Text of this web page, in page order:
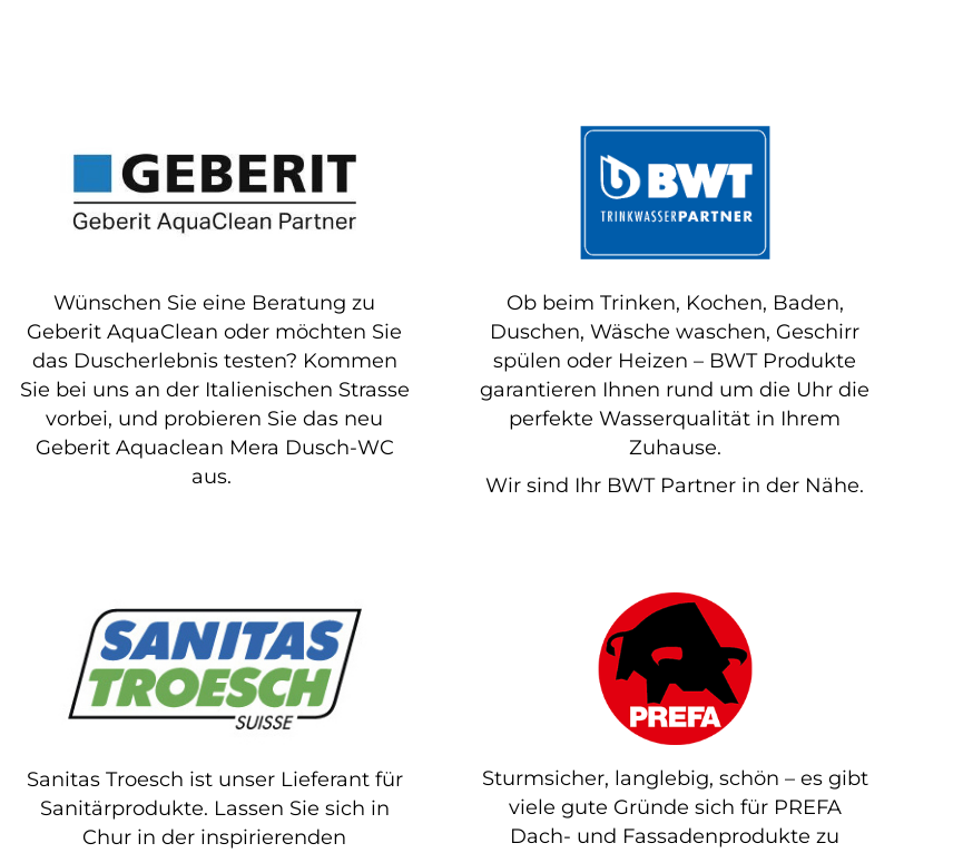
Wünschen Sie eine Beratung zu
Geberit AquaClean oder möchten Sie
das Duscherlebnis testen? Kommen
Sie bei uns an der Italienischen Strasse
vorbei, und probieren Sie das neu
Geberit Aquaclean Mera Dusch-WC
aus.
Ob beim Trinken, Kochen, Baden,
Duschen, Wäsche waschen, Geschirr
spülen oder Heizen – BWT Produkte
garantieren Ihnen rund um die Uhr die
perfekte Wasserqualität in Ihrem
Zuhause.
Wir sind Ihr BWT Partner in der Nähe.
Sanitas Troesch ist unser Lieferant für
Sanitärprodukte. Lassen Sie sich in
Chur in der inspirierenden
Sturmsicher, langlebig, schön – es gibt
viele gute Gründe sich für PREFA
Dach- und Fassadenprodukte zu